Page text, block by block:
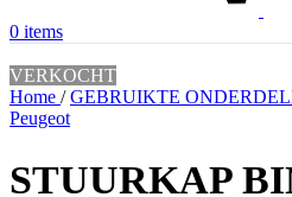
0 items
VERKOCHT
Home / GEBRUIKTE
Peugeot
STUURKAP